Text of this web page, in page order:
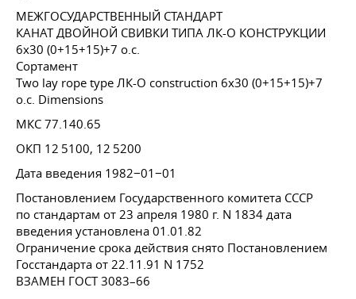
МЕЖГОСУДАРСТВЕННЫЙ СТАНДАРТ
КАНАТ ДВОЙНОЙ СВИВКИ ТИПА ЛК-О КОНСТРУКЦИИ
6х30 (0+15+15)+7 о.с.
Сортамент
Two lay rope type ЛК-О construction 6х30 (0+15+15)+7
о.с. Dimensions
МКС 77.140.65
ОКП 12 5100, 12 5200
Дата введения 1982−01−01
Постановлением Государственного комитета СССР
по стандартам от 23 апреля 1980 г. N 1834 дата
введения установлена 01.01.82
Ограничение срока действия снято Постановлением
Госстандарта от 22.11.91 N 1752
ВЗАМЕН ГОСТ 3083–66